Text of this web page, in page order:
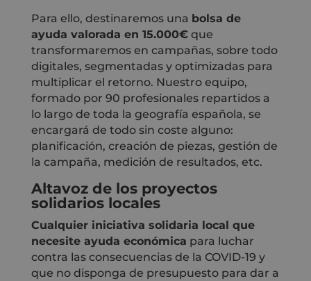
Para ello, destinaremos una bolsa de
ayuda valorada en 15.000€que
transformaremos en campañas, sobre todo
digitales, segmentadas y optimizadas para
multiplicar el retorno. Nuestro equipo,
formado por 90 profesionales repartidos a
lo largo de toda la geografía española, se
encargará de todo sin coste alguno:
planificación, creación de piezas, gestión de
la campaña, medición de resultados, etc.
Altavoz de los proyectos
solidarios locales
Cualquier iniciativa solidaria local que
necesite ayuda económica para luchar
contra las consecuencias de la COVID-19 y
que no disponga de presupuesto para dar a